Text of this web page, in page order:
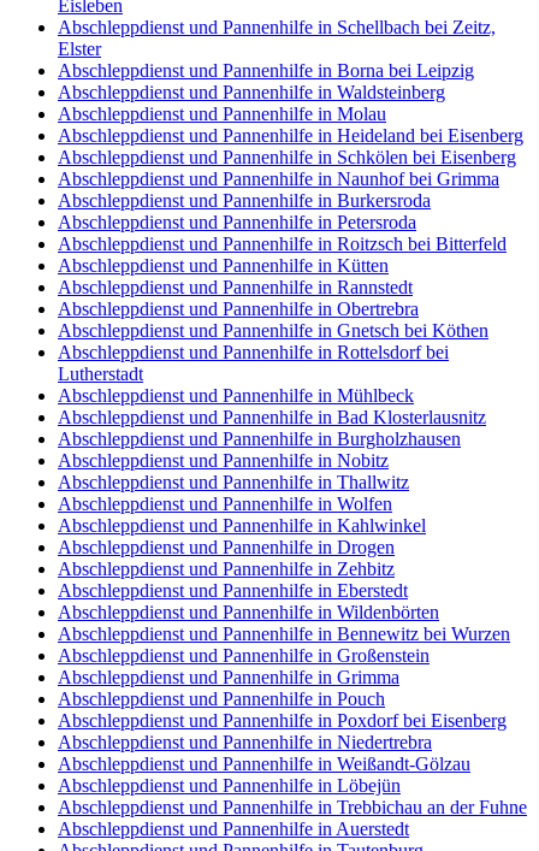
Eisleben
Abschleppdienst und Pannenhilfe in Schellbach bei Zeitz,
Elster
Abschleppdienst und Pannenhilfe in Borna bei Leipzig
Abschleppdienst und Pannenhilfe in Waldsteinberg
Abschleppdienst und Pannenhilfe in Molau
Abschleppdienst und Pannenhilfe in Heideland bei Eisenberg
Abschleppdienst und Pannenhilfe in Schkölen bei Eisenberg
Abschleppdienst und Pannenhilfe in Naunhof bei Grimma
Abschleppdienst und Pannenhilfe in Burkersroda
Abschleppdienst und Pannenhilfe in Petersroda
Abschleppdienst und Pannenhilfe in Roitzsch bei Bitterfeld
Abschleppdienst und Pannenhilfe in Kütten
Abschleppdienst und Pannenhilfe in Rannstedt
Abschleppdienst und Pannenhilfe in Obertrebra
Abschleppdienst und Pannenhilfe in Gnetsch bei Köthen
Abschleppdienst und Pannenhilfe in Rottelsdorf bei
Lutherstadt
Abschleppdienst und Pannenhilfe in Mühlbeck
Abschleppdienst und Pannenhilfe in Bad Klosterlausnitz
Abschleppdienst und Pannenhilfe in Burgholzhausen
Abschleppdienst und Pannenhilfe in Nobitz
Abschleppdienst und Pannenhilfe in Thallwitz
Abschleppdienst und Pannenhilfe in Wolfen
Abschleppdienst und Pannenhilfe in Kahlwinkel
Abschleppdienst und Pannenhilfe in Drogen
Abschleppdienst und Pannenhilfe in Zehbitz
Abschleppdienst und Pannenhilfe in Eberstedt
Abschleppdienst und Pannenhilfe in Wildenbörten
Abschleppdienst und Pannenhilfe in Bennewitz bei Wurzen
Abschleppdienst und Pannenhilfe in Großenstein
Abschleppdienst und Pannenhilfe in Grimma
Abschleppdienst und Pannenhilfe in Pouch
Abschleppdienst und Pannenhilfe in Poxdorf bei Eisenberg
Abschleppdienst und Pannenhilfe in Niedertrebra
Abschleppdienst und Pannenhilfe in Weißandt-Gölzau
Abschleppdienst und Pannenhilfe in Löbejün
Abschleppdienst und Pannenhilfe in Trebbichau an der Fuhne
Abschleppdienst und Pannenhilfe in Auerstedt